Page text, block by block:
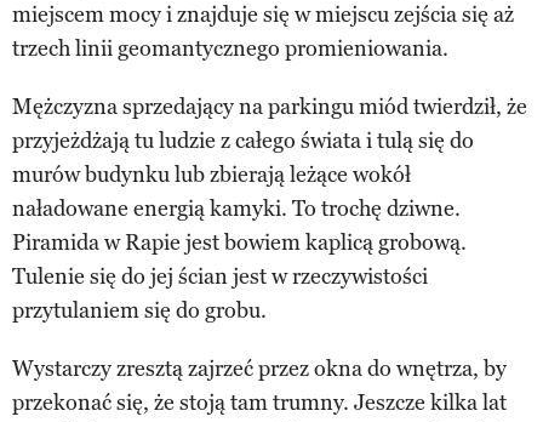
miejscem mocy i znajduje się w miejscu zejścia się aż
trzech linii geomantycznego promieniowania.
Mężczyzna sprzedający na parkingu miód twierdził, że
przyjeżdżają tu ludzie z całego świata i tulą się do
murów budynku lub zbierają leżące wokół
naładowane energią kamyki. To trochę dziwne.
Piramida w Rapie jest bowiem kaplicą grobową.
Tulenie się do jej ścian jest w rzeczywistości
przytulaniem się do grobu.
Wystarczy zresztą zajrzeć przez okna do wnętrza, by
przekonać się, że stoją tam trumny. Jeszcze kilka lat